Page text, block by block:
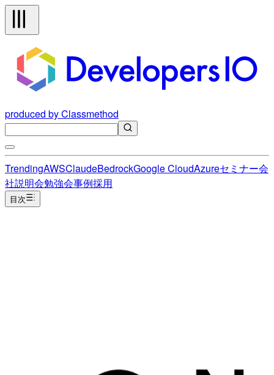
produced by Classmethod
TrendingAWSClaudeBedrockGoogle CloudAzureセミナー会
社説明会勉強会事例採用
目次